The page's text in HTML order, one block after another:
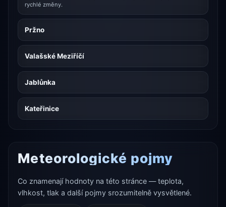
rychlé změny.
Pržno
Valašské Meziříčí
Jablůnka
Kateřinice
Meteorologické pojmy
Co znamenají hodnoty na této stránce — teplota,
vlhkost, tlak a další pojmy srozumitelně vysvětlené.